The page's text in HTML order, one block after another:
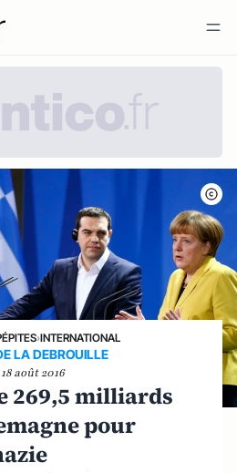
›INTERNATIONAL
LA DEBROUILLE
18 août 2016
269,5 milliards
pour